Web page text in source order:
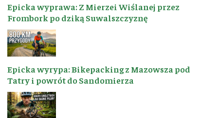
Epicka wyprawa: Z Mierzei Wiślanej przez
Frombork po dziką Suwalszczyznę
Epicka wyrypa: Bikepacking z Mazowsza pod
Tatry i powrót do Sandomierza